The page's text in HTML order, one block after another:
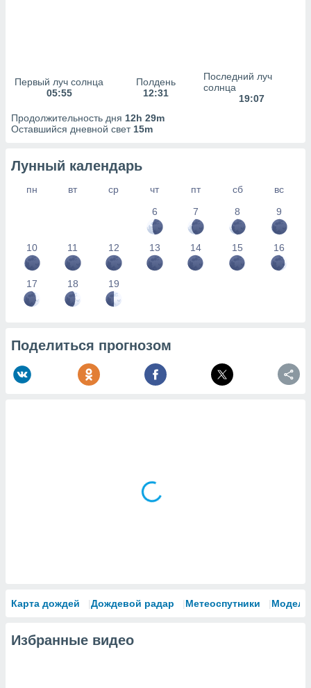
Первый луч солнца
05:55
Полдень
12:31
Последний луч
солнца
19:07
Продолжительность дня 12h 29m
Оставшийся дневной свет 15m
Лунный календарь
пн вт ср чт пт сб
вс
6
7 8 9
10 11 12 13 14 15 16
17 18 19
Поделиться прогнозом
Карта дождей Дождевой радар Метеоспутники Модели
Избранные видео